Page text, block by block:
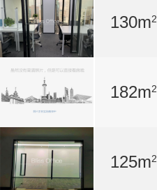
130m2
182m2
125m2